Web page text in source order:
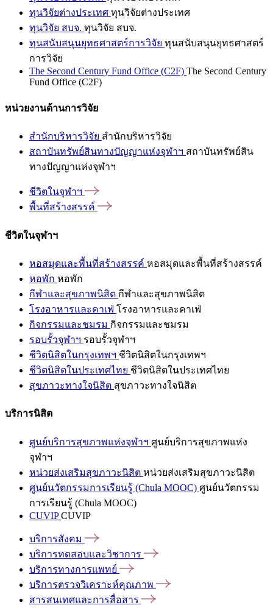
ทุนวิจัยต่างประเทศ ทุนวิจัยต่างประเทศ
ทุนวิจัย สบจ. ทุนวิจัย สบจ.
ทุนสนับสนุนยุทธศาสตร์การวิจัย ทุนสนับสนุนยุทธศาสตร์
การวิจัย
The Second Century Fund Office (C2F) The Second Century
Fund Office (C2F)
หน่วยงานด้านการวิจัย
สำนักบริหารวิจัย สำนักบริหารวิจัย
สถาบันทรัพย์สินทางปัญญาแห่งจุฬาฯ สถาบันทรัพย์สิน
ทางปัญญาแห่งจุฬาฯ
ชีวิตในจุฬาฯ
พื้นที่สร้างสรรค์
ชีวิตในจุฬาฯ
หอสมุดและพื้นที่สร้างสรรค์ หอสมุดและพื้นที่สร้างสรรค์
หอพัก หอพัก
กีฬาและสุขภาพนิสิต กีฬาและสุขภาพนิสิต
โรงอาหารและคาเฟ่ โรงอาหารและคาเฟ่
กิจกรรมและชมรม กิจกรรมและชมรม
รอบรั้วจุฬาฯ รอบรั้วจุฬาฯ
ชีวิตนิสิตในกรุงเทพฯ ชีวิตนิสิตในกรุงเทพฯ
ชีวิตนิสิตในประเทศไทย ชีวิตนิสิตในประเทศไทย
สุขภาวะทางใจนิสิต สุขภาวะทางใจนิสิต
บริการนิสิต
ศูนย์บริการสุขภาพแห่งจุฬาฯ ศูนย์บริการสุขภาพแห่ง
จุฬาฯ
หน่วยส่งเสริมสุขภาวะนิสิต หน่วยส่งเสริมสุขภาวะนิสิต
ศูนย์นวัตกรรมการเรียนรู้ (Chula MOOC) ศูนย์นวัตกรรม
การเรียนรู้ (Chula MOOC)
CUVIPCUVIP
บริการสังคม
บริการทดสอบและวิชาการ
บริการทางการแพทย์
บริการตรวจวิเคราะห์คุณภาพ
สารสนเทศและการสื่อสาร